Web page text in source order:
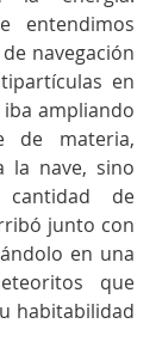
entendimos
navegación
en
ampliando
de materia,
la nave, sino
de
junto con
en una
que
habitabilidad